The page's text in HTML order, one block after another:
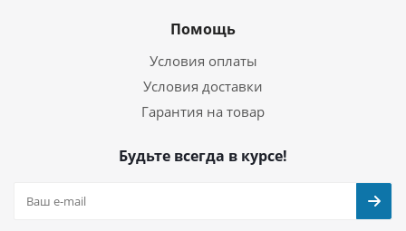
Помощь
Условия оплаты
Условия доставки
Гарантия на товар
Будьте всегда в курсе!